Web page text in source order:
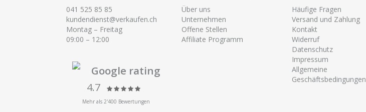
041 525 85 85
kundendienst@verkaufen.ch
Montag – Freitag
09:00 – 12:00
Google rating
4.7
Mehr als 2'400 Bewertungen
Über uns
Unternehmen
Offene Stellen
Affiliate Programm
Häufige Fragen
Versand und Zahlung
Kontakt
Widerruf
Datenschutz
Impressum
Allgemeine
Geschäftsbedingungen